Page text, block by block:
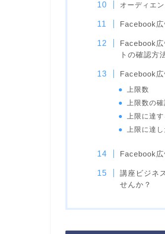
オーディエ
Facebook
Facebook
トの確認方
Facebook広
上限数
上限数の
上限に達
上限に達
Facebook
講座ビジネ
せんか？